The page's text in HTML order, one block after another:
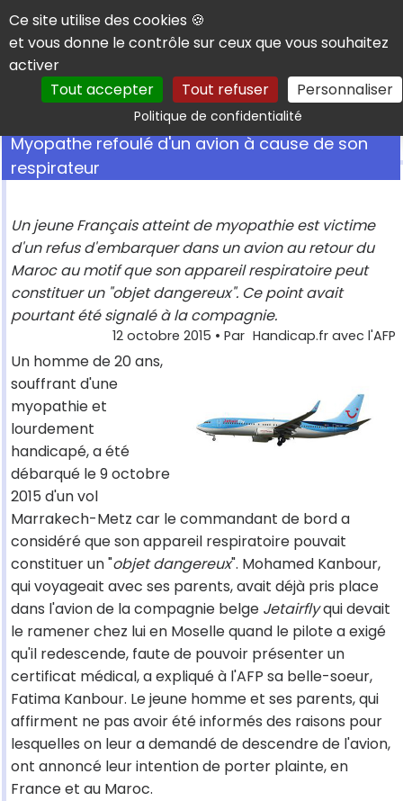
Panneau de gestion des cookies
Ce site utilise des cookies 🍪
et vous donne le contrôle sur ceux que vous souhaitez
activer
Tout accepter
Tout refuser Personnaliser
Politique de confidentialitéRechercher
Myopathe refoulé d'un avion à cause de son
respirateur
Un jeune Français atteint de myopathie est victime
d'un refus d'embarquer dans un avion au retour du
Maroc au motif que son appareil respiratoire peut
constituer un "objet dangereux". Ce point avait
pourtant été signalé à la compagnie.
12 octobre 2015 • Par Handicap.fr avec l'AFP
Un homme de 20 ans,
souffrant d'une
myopathie et
lourdement
handicapé, a été
débarqué le 9 octobre
2015 d'un vol
Marrakech-Metz car le commandant de bord a
considéré que son appareil respiratoire pouvait
constituer un "objet dangereux". Mohamed Kanbour,
qui voyageait avec ses parents, avait déjà pris place
dans l'avion de la compagnie belge Jetairflyqui devait
le ramener chez lui en Moselle quand le pilote a exigé
qu'il redescende, faute de pouvoir présenter un
certificat médical, a expliqué à l'AFP sa belle-soeur,
Fatima Kanbour. Le jeune homme et ses parents, qui
affirment ne pas avoir été informés des raisons pour
lesquelles on leur a demandé de descendre de l'avion,
ont annoncé leur intention de porter plainte, en
France et au Maroc.